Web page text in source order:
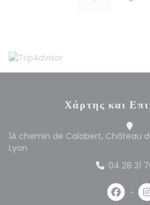
Χάρτης και
1A chemin de Calabert, Château
Lyon
04 28 31